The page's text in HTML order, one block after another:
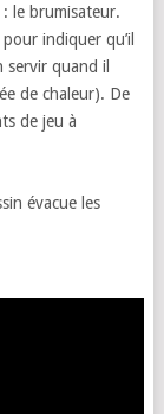
le brumisateur.
indiquer qu’il
servir quand il
de chaleur). De
de jeu à
évacue les